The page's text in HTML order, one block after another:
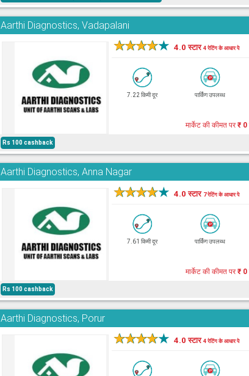
Aarthi Diagnostics, Vadapalani
★★★★★ 4.0 स्टार4 रेटिंग के आधार पे
7.22 किमी दूर पार्किंग उपलब्ध
मार्केट की कीमत पर₹ 0
Rs 100 cashback
Aarthi Diagnostics, Anna Nagar
★★★★★ 4.0 स्टार 7 रेटिंग के आधार पे
7.61 किमी दूर पार्किंग उपलब्ध
मार्केट की कीमत पर₹ 0
Rs 100 cashback
Aarthi Diagnostics, Porur
★★★★★ 4.0 स्टार4 रेटिंग के आधार पे